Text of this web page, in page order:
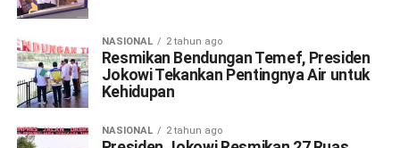
NASIONAL 2 tahun ago
Resmikan Bendungan Temef, Presiden
Jokowi Tekankan Pentingnya Air untuk
Kehidupan
NASIONAL 2 tahun ago